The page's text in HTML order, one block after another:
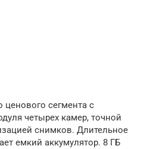
ценового сегмента с
четырех камер, точной
снимков. Длительное
емкий аккумулятор. 8 ГБ